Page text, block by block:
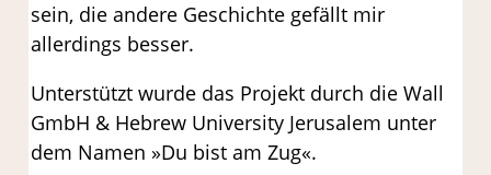
sein, die andere Geschichte gefällt mir
allerdings besser.
Unterstützt wurde das Projekt durch die Wall
GmbH & Hebrew University Jerusalem unter
dem Namen »Du bist am Zug«.